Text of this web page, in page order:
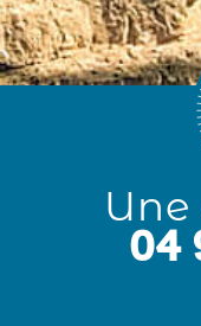
04